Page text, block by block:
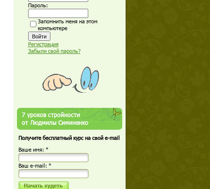
Пароль:
Запомнить меня на этом
компьютере
Регистрация
Забыли свой пароль?
7 уроков стройности
от Людмилы Симиненко
Получите бесплатный курс на свой e-mail
Ваше имя: *
Ваш е-mail: *